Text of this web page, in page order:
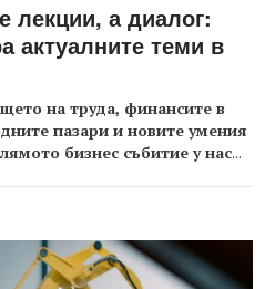
лекции, а диалог:
актуалните теми в
на труда, финансите в
пазари и новите умения
бизнес събитие у нас...